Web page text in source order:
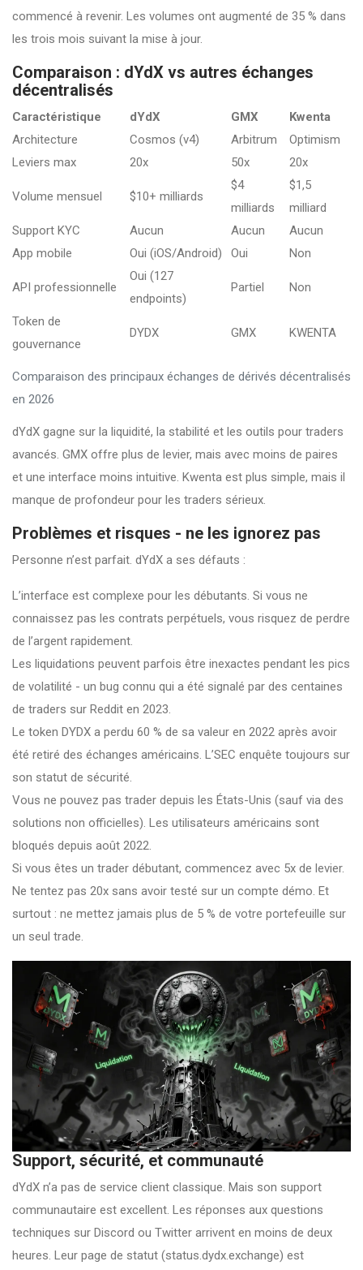
commencé à revenir. Les volumes ont augmenté de 35 % dans
les trois mois suivant la mise à jour.
Comparaison : dYdX vs autres échanges
décentralisés
Comparaison des principaux échanges de dérivés décentralisés
en 2026
Caractéristique dYdX GMX
Kwenta
Architecture
Cosmos (v4) Arbitrum
Optimism
Leviers max
20x 50x 20x
Volume mensuel $10+ milliards
$4
milliards
$1,5
milliard
Support KYC
Aucun Aucun
Aucun
App mobile
Oui (iOS/Android) Oui Non
API professionnelle
Oui (127
endpoints)
Partiel Non
Token de
gouvernance
DYDX GMX KWENTA
dYdX gagne sur la liquidité, la stabilité et les outils pour traders
avancés. GMX offre plus de levier, mais avec moins de paires
et une interface moins intuitive. Kwenta est plus simple, mais il
manque de profondeur pour les traders sérieux.
Problèmes et risques - ne les ignorez pas
Personne n’est parfait. dYdX a ses défauts :
L’interface est complexe pour les débutants. Si vous ne
connaissez pas les contrats perpétuels, vous risquez de perdre
de l’argent rapidement.
Les liquidations peuvent parfois être inexactes pendant les pics
de volatilité - un bug connu qui a été signalé par des centaines
de traders sur Reddit en 2023.
Le token DYDX a perdu 60 % de sa valeur en 2022 après avoir
été retiré des échanges américains. L’SEC enquête toujours sur
son statut de sécurité.
Vous ne pouvez pas trader depuis les États-Unis (sauf via des
solutions non officielles). Les utilisateurs américains sont
bloqués depuis août 2022.
Si vous êtes un trader débutant, commencez avec 5x de levier.
Ne tentez pas 20x sans avoir testé sur un compte démo. Et
surtout : ne mettez jamais plus de 5 % de votre portefeuille sur
un seul trade.
Support, sécurité, et communauté
dYdX n’a pas de service client classique. Mais son support
communautaire est excellent. Les réponses aux questions
techniques sur Discord ou Twitter arrivent en moins de deux
heures. Leur page de statut (status.dydx.exchange) est